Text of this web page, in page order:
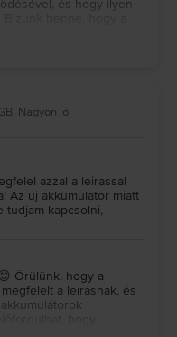
a kevesebb tárhellyel
iPhone 13?
töltést és a gyorstöltést.
és rendeld meg, amíg még
mire azt mondod,
hogy biztosat
és hogy ilyen
során is
Nagyon jó
azzal a leirassal
Az uj akkumulator miatt
kapcsolni,
Örülünk, hogy a
a leírásnak, és